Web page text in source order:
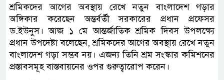
শ্রমিকদের আগের অবস্থায় রেখে নতুন বাংলাদেশ গড়ার
অঙ্গিকার করেছেন অন্তর্বর্তী সরকারের প্রধান প্রফেসর
ড.ইউনুস। আজ ১ মে আন্তর্জাতিক শ্রমিক দিবস উপলক্ষ্যে
প্রধান উপদেষ্টা বলেছেন, শ্রমিকদের আগের অবস্থায় রেখে নতুন
বাংলাদেশ গড়া সম্ভব নয়। এজন্য তিনি শ্রম সংস্কার কমিশনের
প্রস্তাবসমূহ বাস্তবায়নের ওপর গুরুত্বারোপ করেন।